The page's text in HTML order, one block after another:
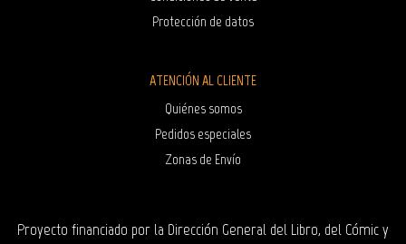
Protección de datos
ATENCIÓN AL CLIENTE
Quiénes somos
Pedidos especiales
Zonas de Envío
Proyecto financiado por la Dirección General del Libro, del Cómic y